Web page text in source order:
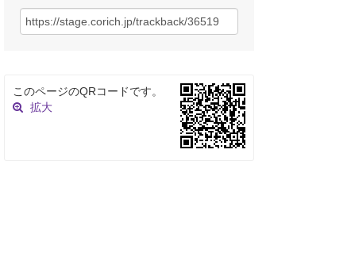
このページのQRコードです。
拡大